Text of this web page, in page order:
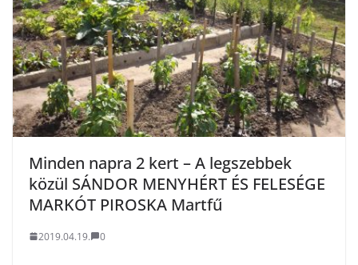
Minden napra 2 kert – A legszebbek
közül SÁNDOR MENYHÉRT ÉS FELESÉGE
MARKÓT PIROSKA Martfű
2019.04.19. 0